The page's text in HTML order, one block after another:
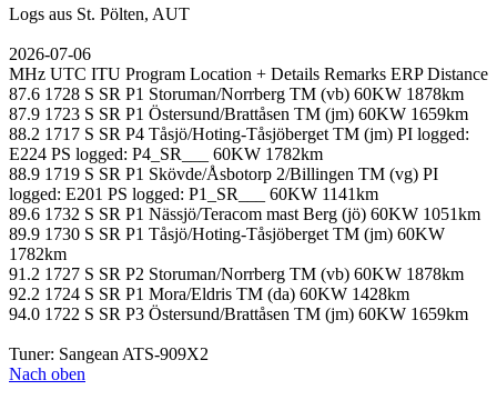
Logs aus St. Pölten, AUT
2026-07-06
MHz UTC ITU Program Location + Details Remarks ERP Distance
87.6 1728 S SR P1 Storuman/Norrberg TM (vb) 60KW 1878km
87.9 1723 S SR P1 Östersund/Brattåsen TM (jm) 60KW 1659km
88.2 1717 S SR P4 Tåsjö/Hoting-Tåsjöberget TM (jm) PI logged:
E224 PS logged: P4_SR___ 60KW 1782km
88.9 1719 S SR P1 Skövde/Åsbotorp 2/Billingen TM (vg) PI
logged: E201 PS logged: P1_SR___ 60KW 1141km
89.6 1732 S SR P1 Nässjö/Teracom mast Berg (jö) 60KW 1051km
89.9 1730 S SR P1 Tåsjö/Hoting-Tåsjöberget TM (jm) 60KW
1782km
91.2 1727 S SR P2 Storuman/Norrberg TM (vb) 60KW 1878km
92.2 1724 S SR P1 Mora/Eldris TM (da) 60KW 1428km
94.0 1722 S SR P3 Östersund/Brattåsen TM (jm) 60KW 1659km
Tuner: Sangean ATS-909X2
Nach oben